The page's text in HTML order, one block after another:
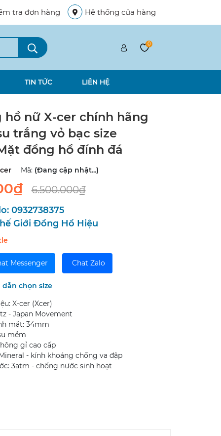
tra đơn hàng Hệ thống cửa hàng
0
TIN TỨC LIÊN HỆ
hồ nữ X-cer chính hãng
trắng vỏ bạc size
đồng hồ đính đá
Mã: (Đang cập nhật...)
6.500.000₫
0932738375
Giới Đồng Hồ Hiệu
Messenger Chat Zalo
chọn size
X-cer (Xcer)
- Japan Movement
mặt: 34mm
mềm
gỉ cao cấp
- kính khoáng chống va đập
3atm - chống nước sinh hoạt